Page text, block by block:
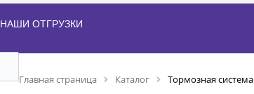
НАШИ ОТГРУЗКИ
Главная страница Каталог Тормозная система